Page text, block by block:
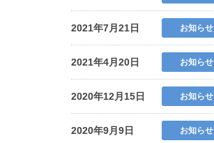
2021年7月21日 お知らせ
2021年4月20日 お知らせ
2020年12月15日 お知らせ
2020年9月9日 お知らせ